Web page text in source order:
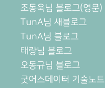
조동욱님 블로그(영문)
TunA님 새블로그
TunA님 블로그
태랑님 블로그
오동규님 블로그
굿어스데이터 기술노트